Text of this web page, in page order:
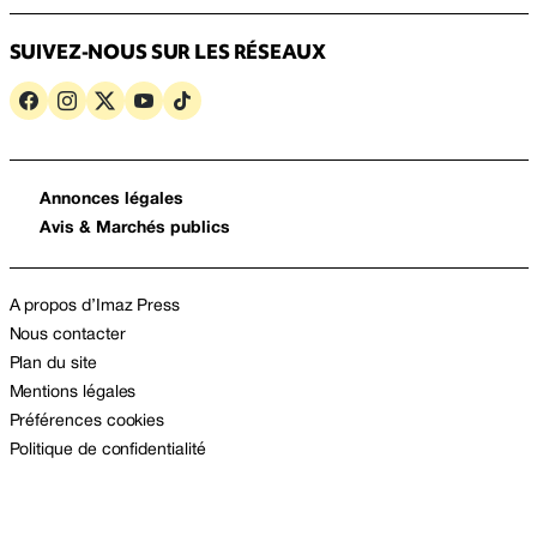
SUIVEZ-NOUS SUR LES RÉSEAUX
Annonces légales
Avis & Marchés publics
A propos d’Imaz Press
Nous contacter
Plan du site
Mentions légales
Préférences cookies
Politique de confidentialité